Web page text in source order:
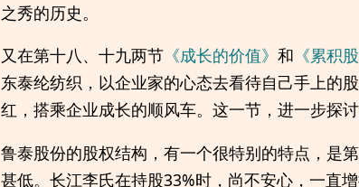
之秀的历史。
又在第十八、十九两节 《成长的价值》 和 《累积
东泰纶纺织，以企业家的心态去看待自己手上的
红，搭乘企业成长的顺风车。这一节，进一步探讨
鲁泰股份的股权结构，有一个很特别的特点，是
甚低。长江李氏在持股33%时，尚不安心，一直